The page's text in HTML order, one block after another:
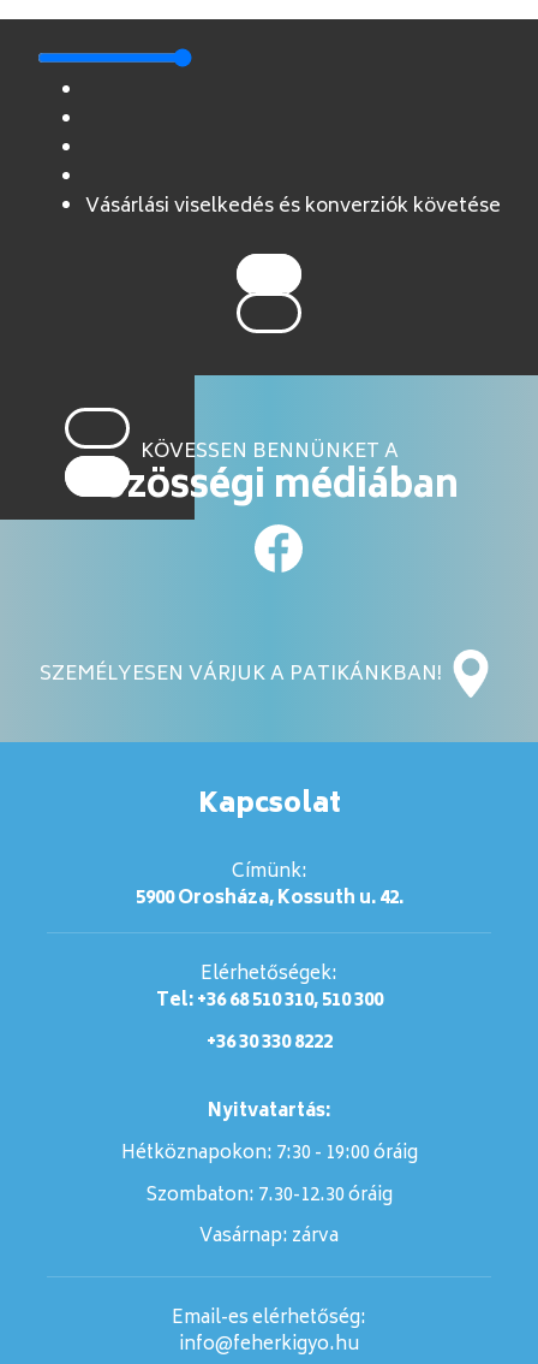
Vásárlási viselkedés és konverziók követése
KÖVESSEN BENNÜNKET A
közösségi médiában
SZEMÉLYESEN VÁRJUK A PATIKÁNKBAN!
Kapcsolat
Címünk:
5900 Orosháza, Kossuth u. 42.
Elérhetőségek:
Tel: +36 68 510 310, 510 300
+36 30 330 8222
Nyitvatartás:
Hétköznapokon: 7:30 - 19:00 óráig
Szombaton:7.30-12.30 óráig
Vasárnap:zárva
Email-es elérhetőség:
info@feherkigyo.hu